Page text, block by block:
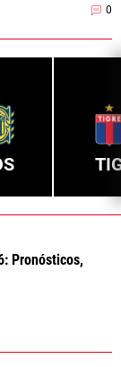
0
Pronósticos,